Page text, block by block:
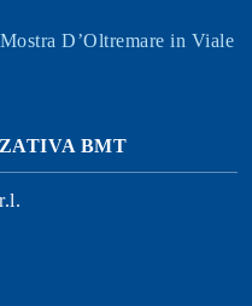
D’Oltremare in Viale
BMT